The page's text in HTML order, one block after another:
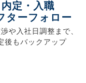
内定・入職
ターフォロー
や入社日調整まで、
後もバックアップ